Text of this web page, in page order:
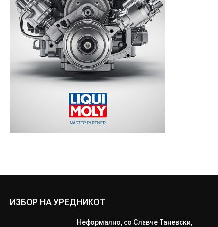
ИЗБОР НА УРЕДНИКОТ
Неформално, со Славче Таневски,